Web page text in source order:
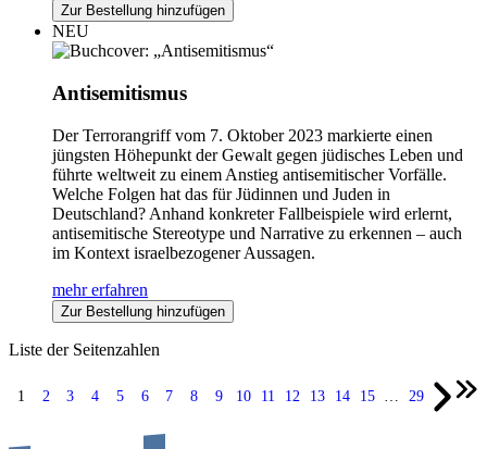
Zur Bestellung hinzufügen
NEU
Antisemitismus
Der Terrorangriff vom 7. Oktober 2023 markierte einen
jüngsten Höhepunkt der Gewalt gegen jüdisches Leben und
führte weltweit zu einem Anstieg antisemitischer Vorfälle.
Welche Folgen hat das für Jüdinnen und Juden in
Deutschland? Anhand konkreter Fallbeispiele wird erlernt,
antisemitische Stereotype und Narrative zu erkennen – auch
im Kontext israelbezogener Aussagen.
mehr erfahren
Zur Bestellung hinzufügen
Liste der Seitenzahlen
1 2 3 4 5 6 7 8 9 10 11 12 13 14 15 29